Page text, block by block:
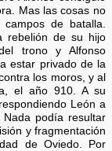
Mas las cosas no
de batalla.
rebelión de su hijo
trono y Alfonso
estar privado de la
los moros, y al
el año 910. A su
León a
podía resultar
y fragmentación
de Oviedo. Por